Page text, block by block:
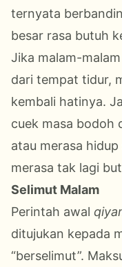
ternyata
besar rasa butuh
Jika malam-
dari tempat tidur,
kembali hatinya.
cuek masa bodoh
atau merasa
merasa tak lagi
Selimut Malam
Perintah awal
ditujukan kepada
“berselimut”.